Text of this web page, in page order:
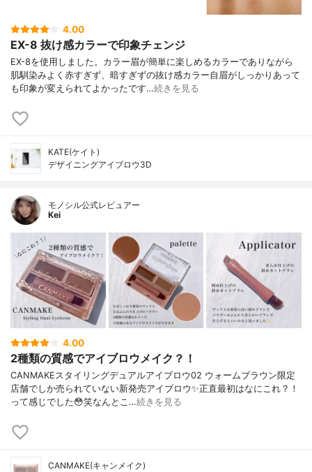
4.00
EX-8 抜け感カラーで印象チェンジ
EX-8を使用しました。カラー眉が簡単に楽しめるカラーでありながら
肌馴染みよく赤すぎず、暗すぎずの抜け感カラー自眉がしっかりあって
も印象が変えられてよかったです…続きを見る
KATE(ケイト)
デザイニングアイブロウ3D
モノシル公式レビュアー
Kei
4.00
2種類の質感でアイブロウメイク？！
CANMAKEスタイリングデュアルアイブロウ02 ウォームブラウン限定
店舗でしか売られていない新発売アイブロウ✨正直最初はなにこれ？！
って感じでした😳笑なんとこ…続きを見る
CANMAKE(キャンメイク)